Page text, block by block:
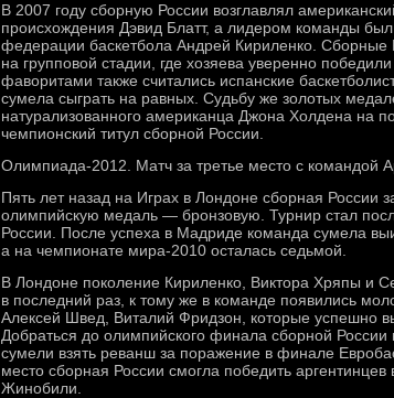
В 2007 году сборную России возглавлял
происхождения Дэвид Блатт, а лидером команды
федерации баскетбола Андрей Кириленко. Сборные
на групповой стадии, где хозяева уверенно
фаворитами также считались испанские
сумела сыграть на равных. Судьбу же золотых
натурализованного американца Джона Холдена на
чемпионский титул сборной России.
Олимпиада-2012. Матч за третье место с командой
Пять лет назад на Играх в Лондоне сборная России
олимпийскую медаль — бронзовую. Турнир стал
России. После успеха в Мадриде команда сумела
а на чемпионате мира-2010 осталась седьмой.
В Лондоне поколение Кириленко, Виктора Хряпы и
в последний раз, к тому же в команде появились
Алексей Швед, Виталий Фридзон, которые успешно
Добраться до олимпийского финала сборной
сумели взять реванш за поражение в финале
место сборная России смогла победить
Жинобили.